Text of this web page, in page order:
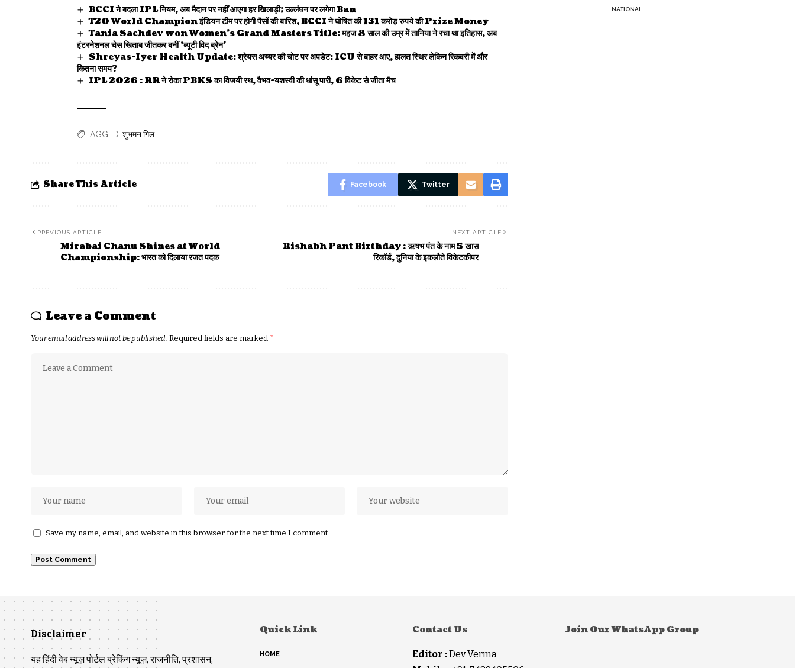
BCCI ने बदला IPL नियम, अब मैदान पर नहीं आएगा हर खिलाड़ी; उल्लंघन पर लगेगा Ban
T20 World Champion इंडियन टीम पर होगी पैसों की बारिश, BCCI ने घोषित की 131 करोड़ रुपये की Prize Money
Tania Sachdev won Women’s Grand Masters Title: महज 8 साल की उम्र में तानिया ने रचा था इतिहास, अब
इंटरनेशनल चेस खिताब जीतकर बनीं ‘ब्यूटी विद ब्रेन’
Shreyas-Iyer Health Update: श्रेयस अय्यर की चोट पर अपडेट: ICU से बाहर आए, हालत स्थिर लेकिन रिकवरी में और
कितना समय?
IPL 2026 : RR ने रोका PBKS का विजयी रथ, वैभव-यशस्वी की धांसू पारी, 6 विकेट से जीता मैच
TAGGED: शुभमन गिल
Share This Article Facebook Twitter
PREVIOUS ARTICLE
Mirabai Chanu Shines at World
Championship: भारत को दिलाया रजत पदक
NEXT ARTICLE
Rishabh Pant Birthday : ऋषभ पंत के नाम 5 खास
रिकॉर्ड, दुनिया के इकलौते विकेटकीपर
Leave a Comment
Your email address will not be published. Required fields are marked *
Save my name, email, and website in this browser for the next time I comment.
NATIONAL
Disclaimer
यह हिंदी वेब न्यूज़ पोर्टल ब्रेकिंग न्यूज़, राजनीति, प्रशासन,
Quick Link
HOME
Contact Us
Editor :Dev Verma
Join Our WhatsApp Group